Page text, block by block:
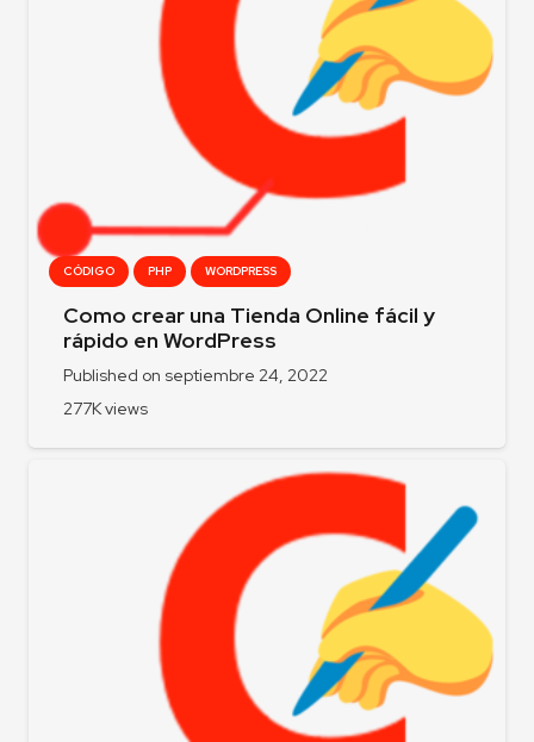
CÓDIGO PHP WORDPRESS
Como crear una Tienda Online fácil y
rápido en WordPress
Published on septiembre 24, 2022
277Kviews